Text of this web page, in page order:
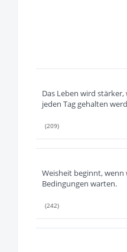
Das Leben wird
jeden Tag gehalten
(209)
Weisheit beginnt,
Bedingungen warten.
(242)